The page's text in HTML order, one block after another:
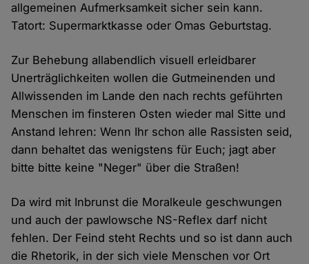
allgemeinen Aufmerksamkeit sicher sein kann.
Tatort: Supermarktkasse oder Omas Geburtstag.
Zur Behebung allabendlich visuell erleidbarer
Unerträglichkeiten wollen die Gutmeinenden und
Allwissenden im Lande den nach rechts geführten
Menschen im finsteren Osten wieder mal Sitte und
Anstand lehren: Wenn Ihr schon alle Rassisten seid,
dann behaltet das wenigstens für Euch; jagt aber
bitte bitte keine "Neger" über die Straßen!
Da wird mit Inbrunst die Moralkeule geschwungen
und auch der pawlowsche NS-Reflex darf nicht
fehlen. Der Feind steht Rechts und so ist dann auch
die Rhetorik, in der sich viele Menschen vor Ort